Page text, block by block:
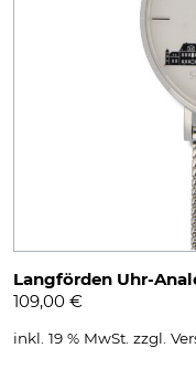
Langförden Uhr-
109,00 €
inkl. 19 % MwSt. zzgl.